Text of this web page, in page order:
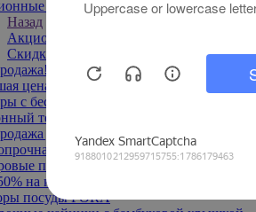
товары
Назад
Акционные товары
Скидка 20% по промокоду
Ульяновск до -70%
цена
с бесплатной доставкой
текстиль
до -50%
посуда
полотенца
на ковры
посуды FORA